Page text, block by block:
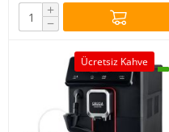
+
−
Ücretsiz Kahve